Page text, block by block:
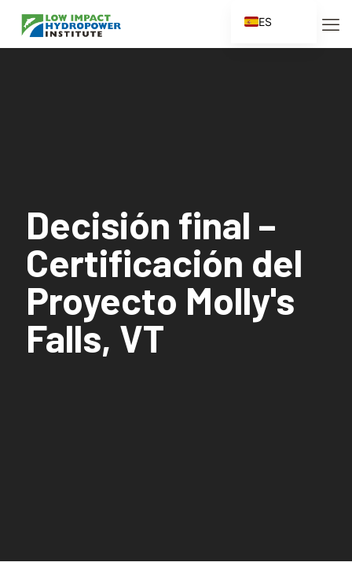
Decisión final –
Certificación del
Proyecto Molly's
Falls, VT
ES
EN